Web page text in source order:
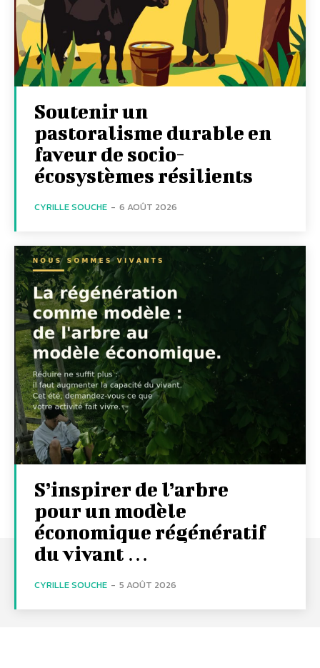
Soutenir un
pastoralisme durable en
faveur de socio-
écosystèmes résilients
CYRILLE SOUCHE - 6 AOÛT 2026
S’inspirer de l’arbre
pour un modèle
économique régénératif
du vivant …
CYRILLE SOUCHE - 5 AOÛT 2026